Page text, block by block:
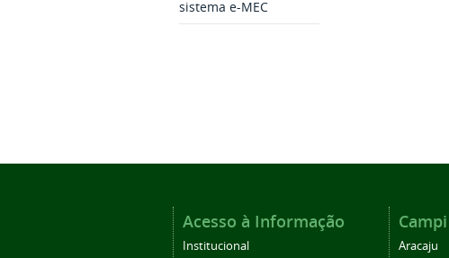
sistema e-MEC
Acesso à Informação
Institucional
Campi
Aracaju